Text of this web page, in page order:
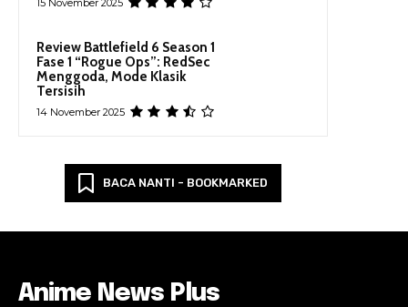
Review Battlefield 6 Season 1
Fase 1 “Rogue Ops”: RedSec
Menggoda, Mode Klasik
Tersisih
14 November 2025
BACA NANTI - BOOKMARKED
Anime News Plus